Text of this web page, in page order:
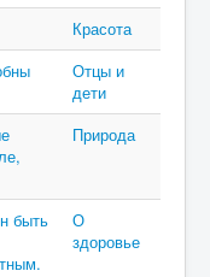
Красота
Отцы и
дети
Природа
быть
О
здоровье